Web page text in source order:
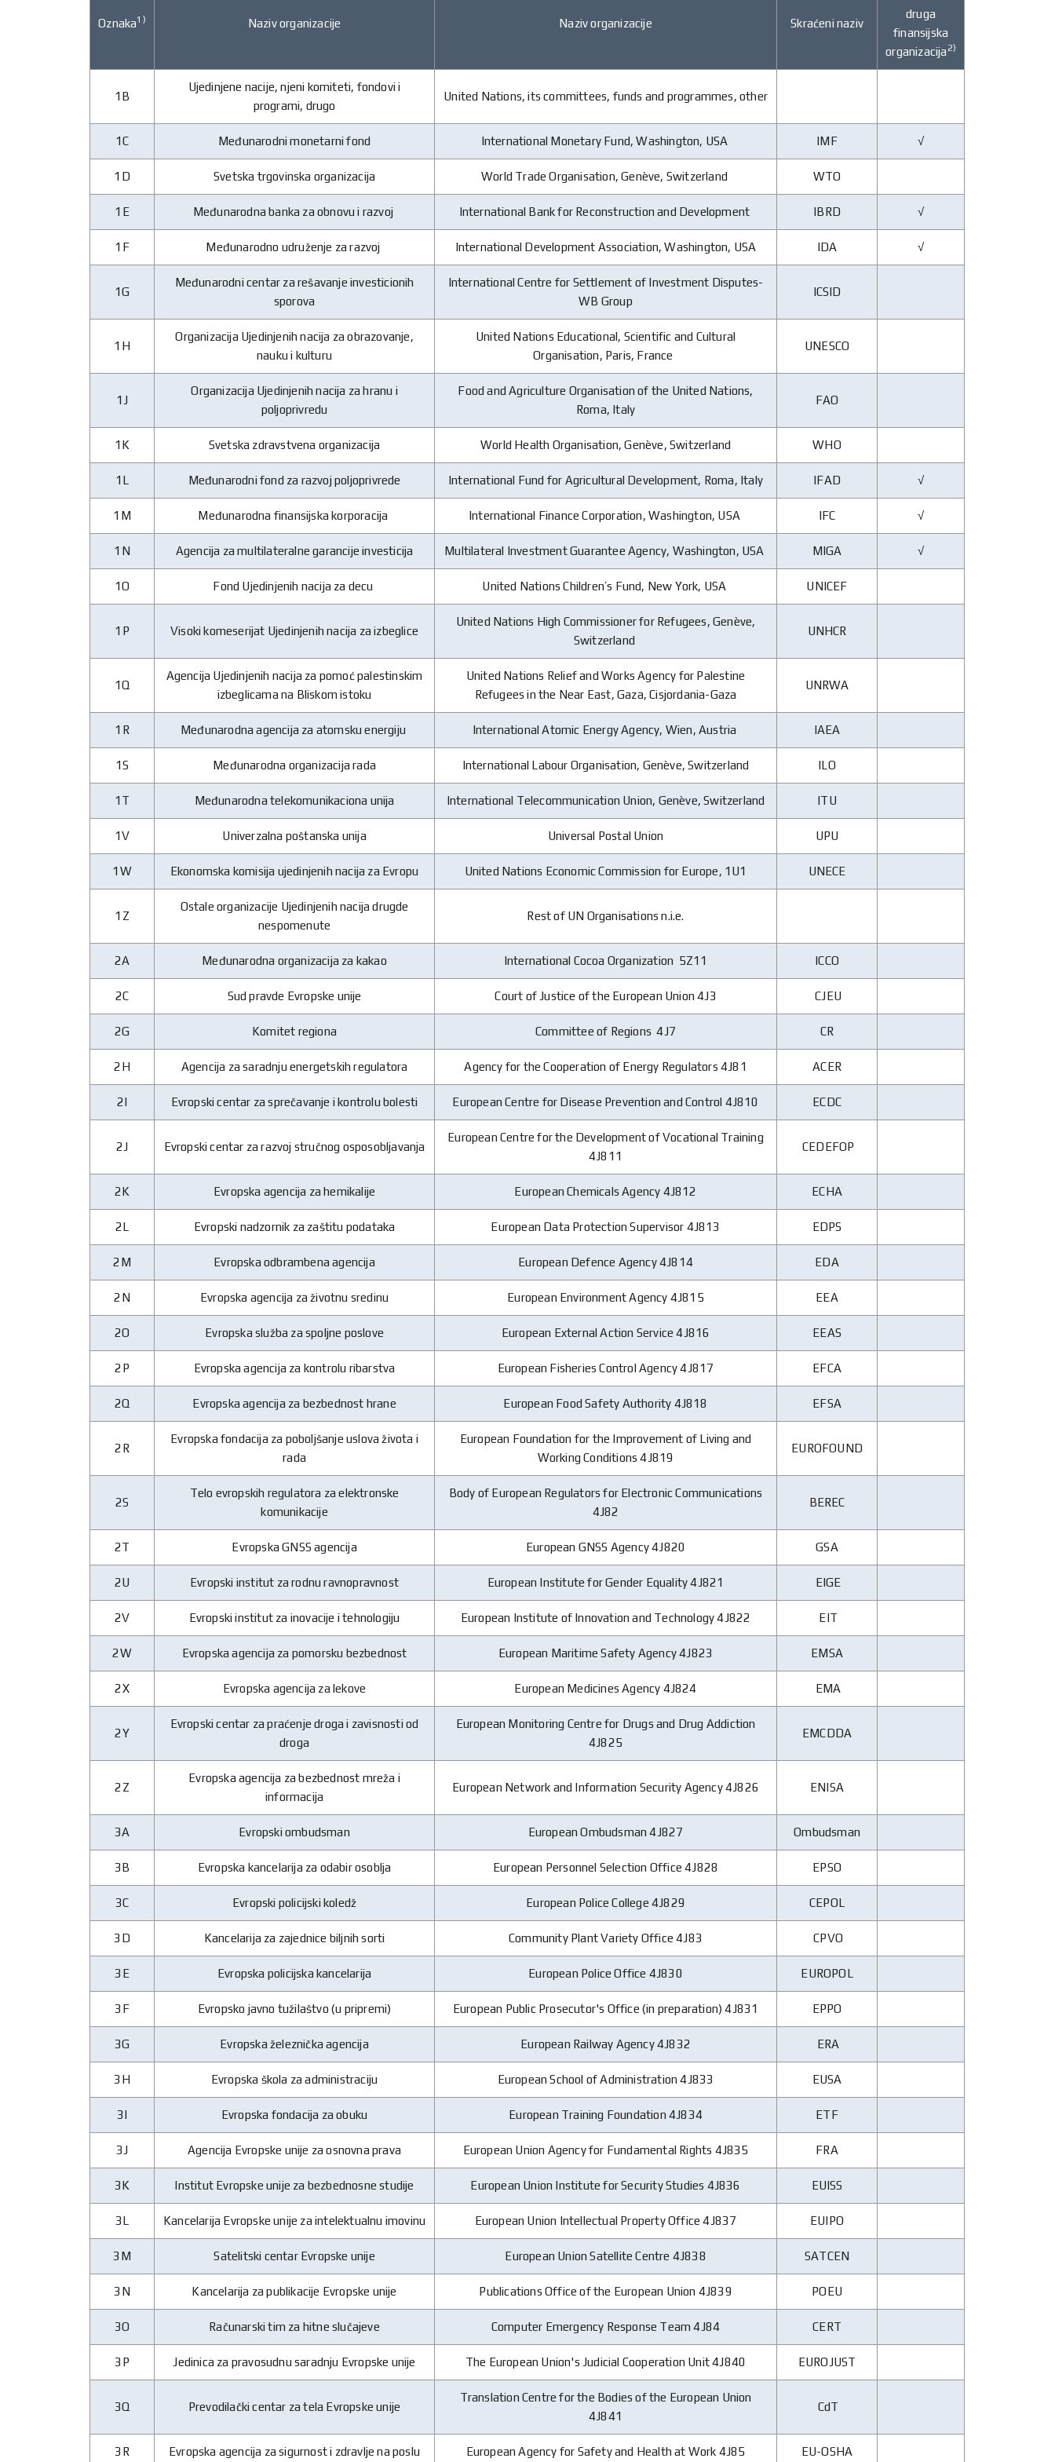
Oznaka1) Naziv organizacije Naziv organizacije Skraćeni naziv
druga
finansijska
organizacija 2)
1B
Ujedinjene nacije, njeni komiteti, fondovi i
programi, drugo
United Nations, its committees, funds and programmes, other
1C Međunarodni monetarni fond International Monetary Fund, Washington, USA IMF √
1D Svetska trgovinska organizacija World Trade Organisation, Genève, Switzerland WTO
1E Međunarodna banka za obnovu i razvoj International Bank for Reconstruction and Development IBRD √
1F Međunarodno udruženje za razvoj International Development Association, Washington, USA IDA √
1G
Međunarodni centar za rešavanje investicionih
sporova
International Centre for Settlement of Investment Disputes-
WB Group
ICSID
1H
Organizacija Ujedinjenih nacija za obrazovanje,
nauku i kulturu
United Nations Educational, Scientific and Cultural
Organisation, Paris, France
UNESCO
1J
Organizacija Ujedinjenih nacija za hranu i
poljoprivredu
Food and Agriculture Organisation of the United Nations,
Roma, Italy
FAO
1K Svetska zdravstvena organizacija World Health Organisation, Genève, Switzerland WHO
1L Međunarodni fond za razvoj poljoprivrede International Fund for Agricultural Development, Roma, Italy IFAD √
1M Međunarodna finansijska korporacija International Finance Corporation, Washington, USA IFC √
1N Agencija za multilateralne garancije investicija Multilateral Investment Guarantee Agency, Washington, USA MIGA √
1O Fond Ujedinjenih nacija za decu United Nations Children’s Fund, New York, USA UNICEF
1P Visoki komeserijat Ujedinjenih nacija za izbeglice
United Nations High Commissioner for Refugees, Genève,
Switzerland
UNHCR
1Q
Agencija Ujedinjenih nacija za pomoć palestinskim
izbeglicama na Bliskom istoku
United Nations Relief and Works Agency for Palestine
Refugees in the Near East, Gaza, Cisjordania-Gaza
UNRWA
1R Međunarodna agencija za atomsku energiju International Atomic Energy Agency, Wien, Austria IAEA
1S Međunarodna organizacija rada International Labour Organisation, Genève, Switzerland ILO
1T Međunarodna telekomunikaciona unija International Telecommunication Union, Genève, Switzerland ITU
1V Univerzalna poštanska unija Universal Postal Union UPU
1W Ekonomska komisija ujedinjenih nacija za Evropu United Nations Economic Commission for Europe, 1U1 UNECE
1Z
Ostale organizacije Ujedinjenih nacija drugde
nespomenute
Rest of UN Organisations n.i.e.
2A Međunarodna organizacija za kakao International Cocoa Organization 5Z11 ICCO
2C Sud pravde Evropske unije Court of Justice of the European Union 4J3 CJEU
2G Komitet regiona Committee of Regions 4J7 CR
2H Agencija za saradnju energetskih regulatora Agency for the Cooperation of Energy Regulators 4J81 ACER
2I Evropski centar za sprečavanje i kontrolu bolesti European Centre for Disease Prevention and Control 4J810 ECDC
2J Evropski centar za razvoj stručnog osposobljavanja
European Centre for the Development of Vocational Training
4J811
CEDEFOP
2K Evropska agencija za hemikalije European Chemicals Agency 4J812 ECHA
2L Evropski nadzornik za zaštitu podataka European Data Protection Supervisor 4J813 EDPS
2M Evropska odbrambena agencija European Defence Agency 4J814 EDA
2N Evropska agencija za životnu sredinu European Environment Agency 4J815 EEA
2O Evropska služba za spoljne poslove European External Action Service 4J816 EEAS
2P Evropska agencija za kontrolu ribarstva European Fisheries Control Agency 4J817 EFCA
2Q Evropska agencija za bezbednost hrane European Food Safety Authority 4J818 EFSA
2R
Evropska fondacija za poboljšanje uslova života i
rada
European Foundation for the Improvement of Living and
Working Conditions 4J819
EUROFOUND
2S
Telo evropskih regulatora za elektronske
komunikacije
Body of European Regulators for Electronic Communications
4J82
BEREC
2T Evropska GNSS agencija European GNSS Agency 4J820 GSA
2U Evropski institut za rodnu ravnopravnost European Institute for Gender Equality 4J821 EIGE
2V Evropski institut za inovacije i tehnologiju European Institute of Innovation and Technology 4J822 EIT
2W Evropska agencija za pomorsku bezbednost European Maritime Safety Agency 4J823 EMSA
2X Evropska agencija za lekove European Medicines Agency 4J824 EMA
2Y
Evropski centar za praćenje droga i zavisnosti od
droga
European Monitoring Centre for Drugs and Drug Addiction
4J825
EMCDDA
2Z
Evropska agencija za bezbednost mreža i
informacija
European Network and Information Security Agency 4J826 ENISA
3A Evropski ombudsman European Ombudsman 4J827 Ombudsman
3B Evropska kancelarija za odabir osoblja European Personnel Selection Office 4J828 EPSO
3C Evropski policijski koledž European Police College 4J829 CEPOL
3D Kancelarija za zajednice biljnih sorti Community Plant Variety Office 4J83 CPVO
3E Evropska policijska kancelarija European Police Office 4J830 EUROPOL
3F Evropsko javno tužilaštvo (u pripremi) European Public Prosecutor's Office (in preparation) 4J831 EPPO
3G Evropska železnička agencija European Railway Agency 4J832 ERA
3H Evropska škola za administraciju European School of Administration 4J833 EUSA
3I Evropska fondacija za obuku European Training Foundation 4J834 ETF
3J Agencija Evropske unije za osnovna prava European Union Agency for Fundamental Rights 4J835 FRA
3K Institut Evropske unije za bezbednosne studije European Union Institute for Security Studies 4J836 EUISS
3L Kancelarija Evropske unije za intelektualnu imovinu European Union Intellectual Property Office 4J837 EUIPO
3M Satelitski centar Evropske unije European Union Satellite Centre 4J838 SATCEN
3N Kancelarija za publikacije Evropske unije Publications Office of the European Union 4J839 POEU
3O Računarski tim za hitne slučajeve Computer Emergency Response Team 4J84 CERT
3P Jedinica za pravosudnu saradnju Evropske unije The European Union's Judicial Cooperation Unit 4J840 EUROJUST
3Q Prevodilački centar za tela Evropske unije
Translation Centre for the Bodies of the European Union
4J841
CdT
3R Evropska agencija za sigurnost i zdravlje na poslu European Agency for Safety and Health at Work 4J85 EU-OSHA